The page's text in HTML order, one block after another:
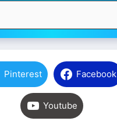
Pinterest Facebook
Youtube